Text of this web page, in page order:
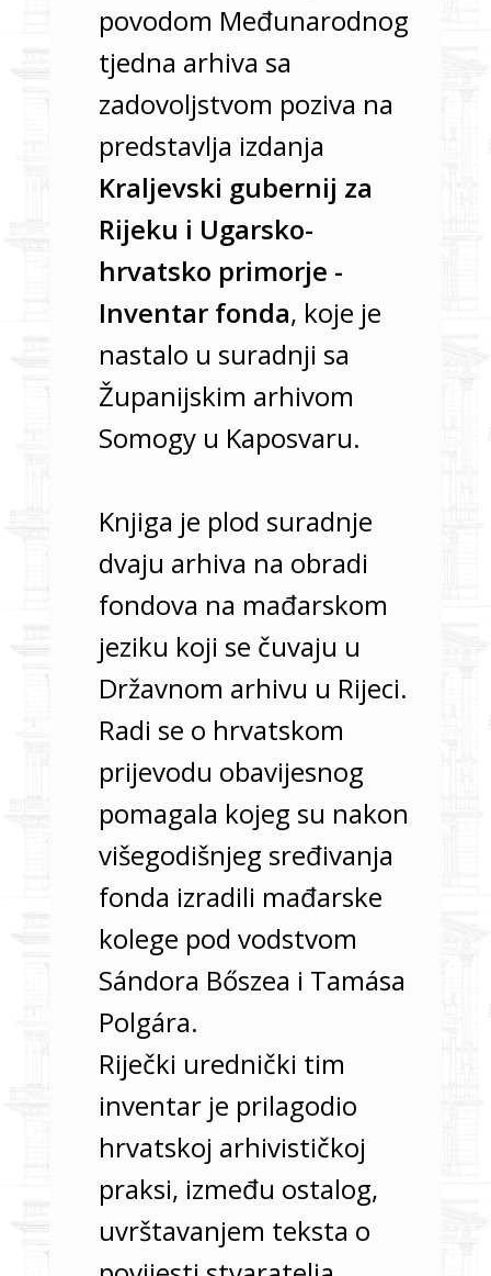
povodom Međunarodnog
tjedna arhiva sa
zadovoljstvom poziva na
predstavlja izdanja
Kraljevski gubernij za
Rijeku i Ugarsko-
hrvatsko primorje -
Inventar fonda, koje je
nastalo u suradnji sa
Županijskim arhivom
Somogy u Kaposvaru.
Knjiga je plod suradnje
dvaju arhiva na obradi
fondova na mađarskom
jeziku koji se čuvaju u
Državnom arhivu u Rijeci.
Radi se o hrvatskom
prijevodu obavijesnog
pomagala kojeg su nakon
višegodišnjeg sređivanja
fonda izradili mađarske
kolege pod vodstvom
Sándora Bőszea i Tamása
Polgára.
Riječki urednički tim
inventar je prilagodio
hrvatskoj arhivističkoj
praksi, između ostalog,
uvrštavanjem teksta o